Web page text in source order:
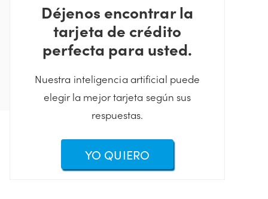
Déjenos encontrar la
tarjeta de crédito
perfecta para usted.
Nuestra inteligencia artificial puede
elegir la mejor tarjeta según sus
respuestas.
YO QUIERO